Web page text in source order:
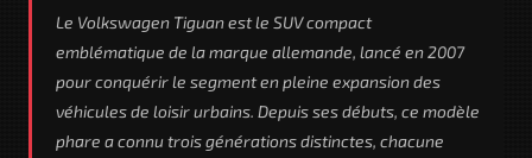
Le Volkswagen Tiguan est le SUV compact
emblématique de la marque allemande, lancé en 2007
pour conquérir le segment en pleine expansion des
véhicules de loisir urbains. Depuis ses débuts, ce modèle
phare a connu trois générations distinctes, chacune